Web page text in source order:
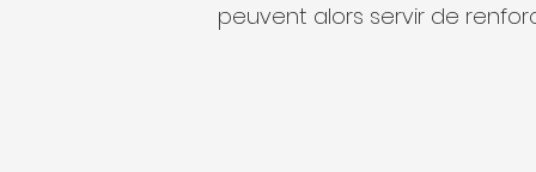
peuvent alors servir de